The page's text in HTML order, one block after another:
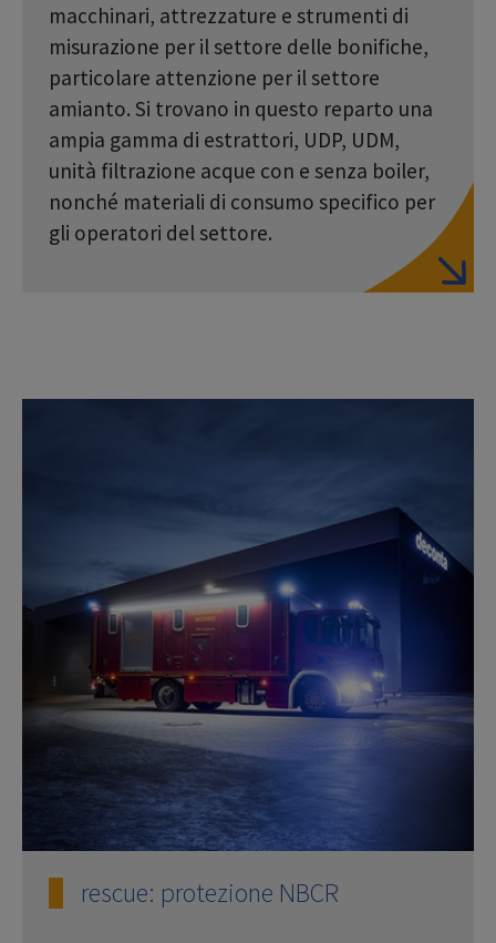
macchinari, attrezzature e strumenti di
misurazione per il settore delle bonifiche,
particolare attenzione per il settore
amianto. Si trovano in questo reparto una
ampia gamma di estrattori, UDP, UDM,
unità filtrazione acque con e senza boiler,
nonché materiali di consumo specifico per
gli operatori del settore.
rescue: protezione NBCR